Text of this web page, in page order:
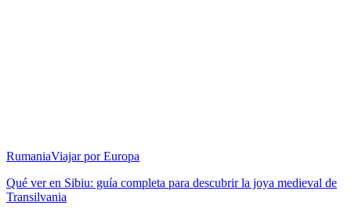
RumaniaViajar por Europa
Qué ver en Sibiu: guía completa para descubrir la joya medieval de
Transilvania